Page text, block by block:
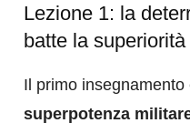
​Lezione 1: la
batte la
Il primo
superpotenza